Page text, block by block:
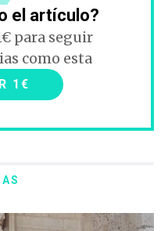
el artículo?
para seguir
como esta
1€